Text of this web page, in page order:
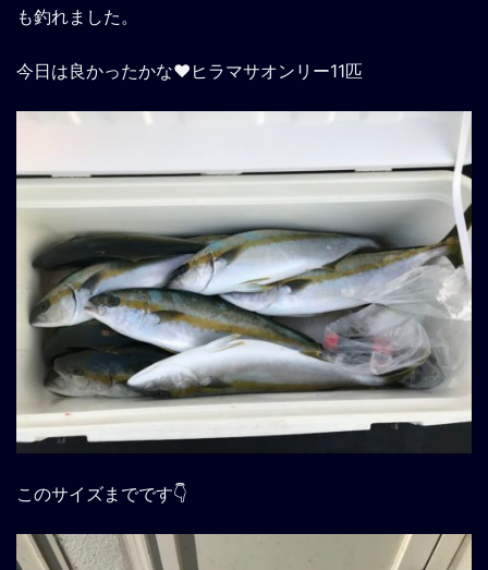
も釣れました。
今日は良かったかな❤️ヒラマサオンリー11匹
このサイズまでです👇